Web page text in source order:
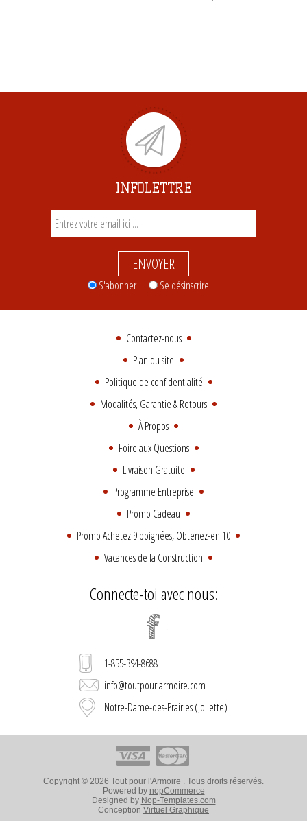
INFOLETTRE
ENVOYER
S'abonner Se désinscrire
Contactez-nous
Plan du site
Politique de confidentialité
Modalités, Garantie & Retours
À Propos
Foire aux Questions
Livraison Gratuite
Programme Entreprise
Promo Cadeau
Promo Achetez 9 poignées, Obtenez-en 10
Vacances de la Construction
Connecte-toi avec nous:
1-855-394-8688
info@toutpourlarmoire.com
Notre-Dame-des-Prairies (Joliette)
Copyright © 2026 Tout pour l'Armoire . Tous droits réservés.
Powered by nopCommerce
Designed by Nop-Templates.com
Conception Virtuel Graphique